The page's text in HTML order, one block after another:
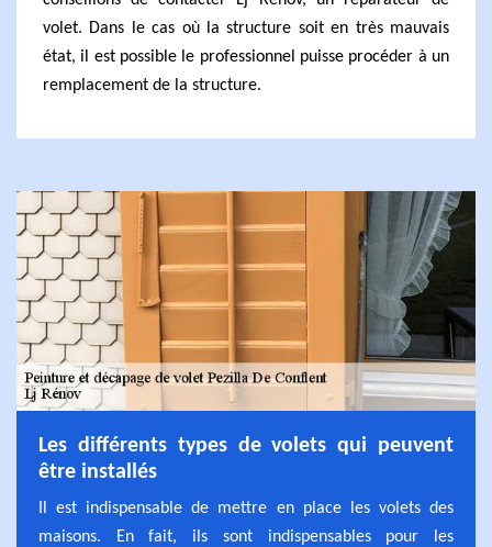
volet. Dans le cas où la structure soit en très mauvais
état, il est possible le professionnel puisse procéder à un
remplacement de la structure.
Les différents types de volets qui peuvent
être installés
Il est indispensable de mettre en place les volets des
maisons. En fait, ils sont indispensables pour les